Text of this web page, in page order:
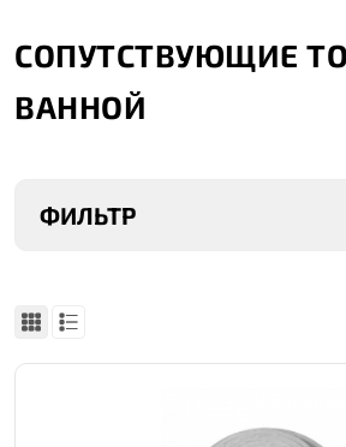
СОПУТСТВУЮЩИЕ
ВАННОЙ
ФИЛЬТР